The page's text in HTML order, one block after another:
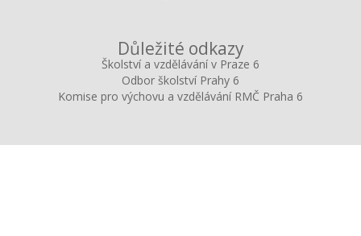
Důležité odkazy
Školství a vzdělávání v Praze 6
Odbor školství Prahy 6
Komise pro výchovu a vzdělávání RMČ Praha 6